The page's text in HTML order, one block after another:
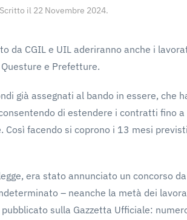
Scritto il 22 Novembre 2024.
da CGIL e UIL aderiranno anche i
e Prefetture.
già assegnati al bando in essere, che
di estendere i contratti fino
facendo si coprono i 13 mesi
era stato annunciato un concorso
– neanche la metà dei
sulla Gazzetta Ufficiale: